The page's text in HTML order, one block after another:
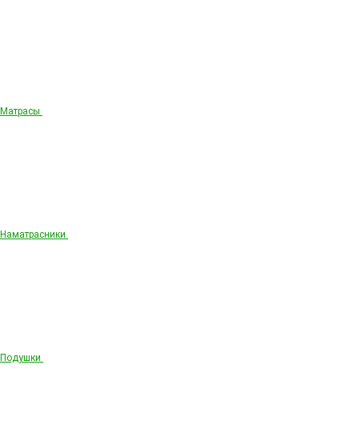
Матрасы
Наматрасники
Подушки